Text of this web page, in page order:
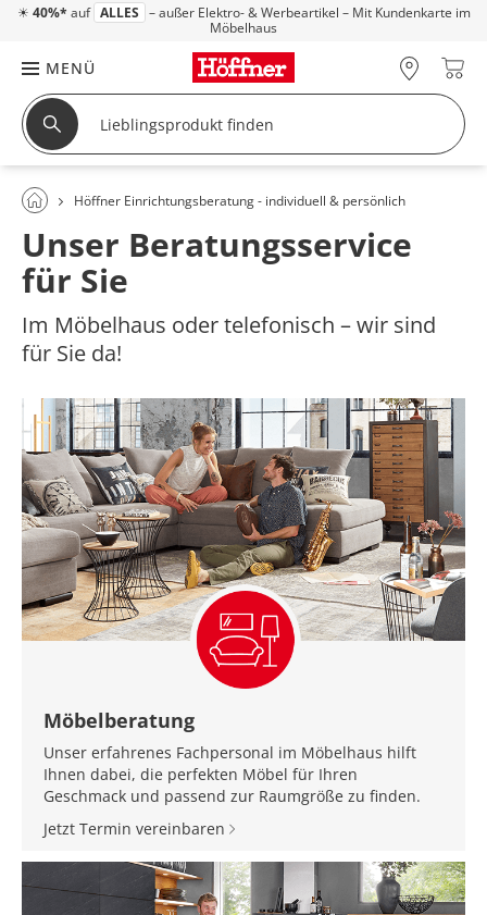
☀ 40%* auf ALLES – außer Elektro- & Werbeartikel – Mit Kundenkarte im
Möbelhaus
MENÜ
Höffner Einrichtungsberatung - individuell & persönlich
Unser Beratungsservice
für Sie
Im Möbelhaus oder telefonisch – wir sind
für Sie da!
Möbelberatung
Unser erfahrenes Fachpersonal im Möbelhaus hilft
Ihnen dabei, die perfekten Möbel für Ihren
Geschmack und passend zur Raumgröße zu finden.
Jetzt Termin vereinbaren